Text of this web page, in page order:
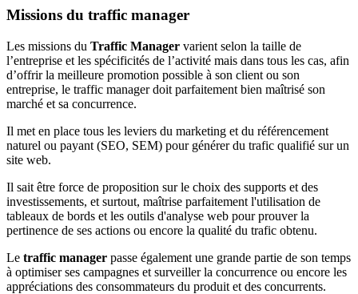
Missions du traffic manager
Les missions du Traffic Manager varient selon la taille de
l’entreprise et les spécificités de l’activité mais dans tous les cas, afin
d’offrir la meilleure promotion possible à son client ou son
entreprise, le traffic manager doit parfaitement bien maîtrisé son
marché et sa concurrence.
Il met en place tous les leviers du marketing et du référencement
naturel ou payant (SEO, SEM) pour générer du trafic qualifié sur un
site web.
Il sait être force de proposition sur le choix des supports et des
investissements, et surtout, maîtrise parfaitement l'utilisation de
tableaux de bords et les outils d'analyse web pour prouver la
pertinence de ses actions ou encore la qualité du trafic obtenu.
Le traffic manager passe également une grande partie de son temps
à optimiser ses campagnes et surveiller la concurrence ou encore les
appréciations des consommateurs du produit et des concurrents.